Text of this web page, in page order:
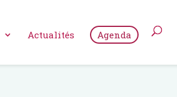
Actualités Agenda